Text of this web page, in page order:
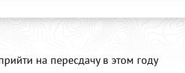
на пересдачу в этом году